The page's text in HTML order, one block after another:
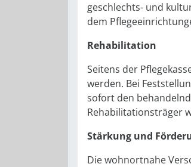
geschlechts- und
dem
Rehabilitation
Seitens der
werden. Bei
sofort den
Rehabilitationsträger
Stärkung und
Die wohnortnahe